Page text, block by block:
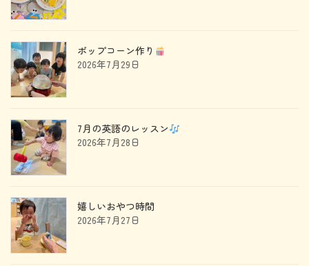
ポップコーン作り
2026年7月29日
7月の英語のレッスン
2026年7月28日
嬉しいおやつ時間
2026年7月27日